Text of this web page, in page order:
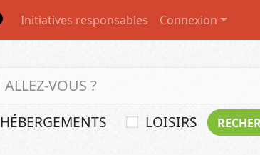
Initiatives responsables Connexion
HÉBERGEMENTS LOISIRS